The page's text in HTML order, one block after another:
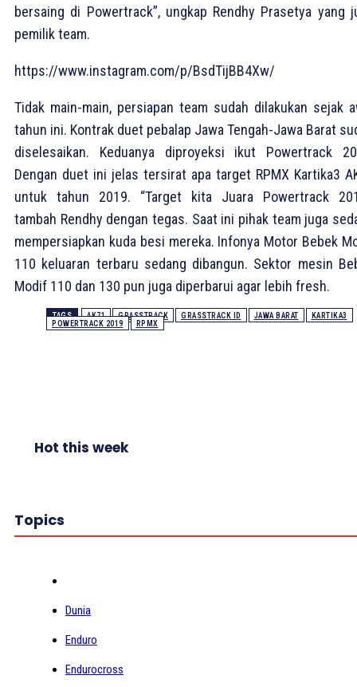
bersaing di Powertrack”, ungkap Rendhy Prasetya yang
pemilik team.
https://www.instagram.com/p/BsdTijBB4Xw/
Tidak main-main, persiapan team sudah dilakukan sejak
tahun ini. Kontrak duet pebalap Jawa Tengah-Jawa Barat
diselesaikan. Keduanya diproyeksi ikut Powertrack
Dengan duet ini jelas tersirat apa target RPMX Kartika3
untuk tahun 2019. “Target kita Juara Powertrack
tambah Rendhy dengan tegas. Saat ini pihak team juga
mempersiapkan kuda besi mereka. Infonya Motor Bebek
110 keluaran terbaru sedang dibangun. Sektor mesin
Modif 110 dan 130 pun juga diperbarui agar lebih fresh.
TAGS AK71 GRASSTRACK GRASSTRACK ID JAWA BARAT
KARTIKA3
POWERTRACK 2019
RPMX
Hot this week
Topics
Dunia
Enduro
Endurocross